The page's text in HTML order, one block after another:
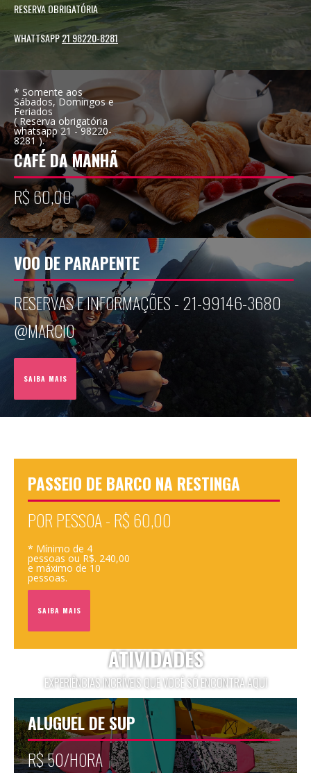
RESERVA OBRIGATÓRIA
WHATTSAPP21 98220-8281
* Somente aos
Sábados, Domingos e
Feriados
( Reserva obrigatória
whatsapp 21 - 98220-
8281 ).
CAFÉ DA MANHÃ
R$ 60,00
VOO DE PARAPENTE
RESERVAS E INFORMAÇÕES - 21-99146-3680
@MARCIO
SAIBA MAIS
PASSEIO DE BARCO NA RESTINGA
POR PESSOA - R$ 60,00
* Mínimo de 4
pessoas ou R$. 240,00
e máximo de 10
pessoas.
SAIBA MAIS
ATIVIDADES
EXPERIÊNCIAS INCRÍVEIS QUE VOCÊ SÓ ENCONTRA AQUI
ALUGUEL DE SUP
R$ 50/HORA